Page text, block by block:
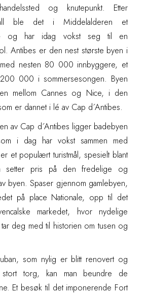
og knutepunkt. Etter
fall ble det i Middelalderen et
og har idag vokst seg til en
Antibes er den nest største byen i
nesten 80 000 innbyggere, et
000 i sommersesongen. Byen
mellom Cannes og Nice, i den
er dannet i lé av Cap d´Antibes.
av Cap d´Antibes ligger badebyen
i dag har vokst sammen med
et populært turistmål, spesielt blant
setter pris på den fredelige og
byen. Spaser gjennom gamlebyen,
på place Nationale, opp til det
markedet, hvor nydelige
deg med til historien om tusen og
som nylig er blitt renovert og
torg, kan man beundre de
Et besøk til det imponerende Fort